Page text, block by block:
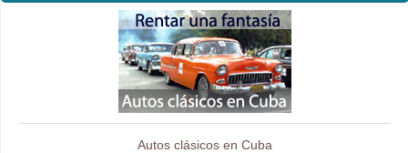
Autos clásicos en Cuba